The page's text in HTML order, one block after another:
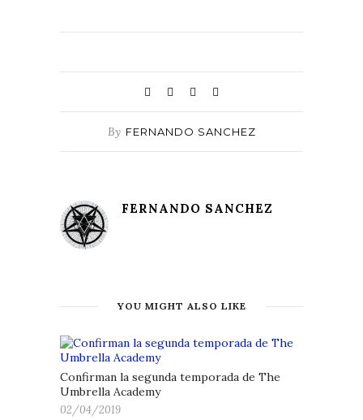
By FERNANDO SANCHEZ
FERNANDO SANCHEZ
YOU MIGHT ALSO LIKE
Confirman la segunda temporada de The
Umbrella Academy
02/04/2019